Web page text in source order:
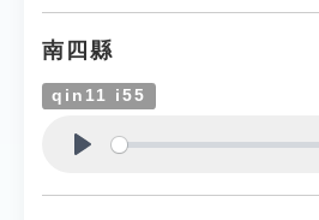
南四縣
qin11 i55